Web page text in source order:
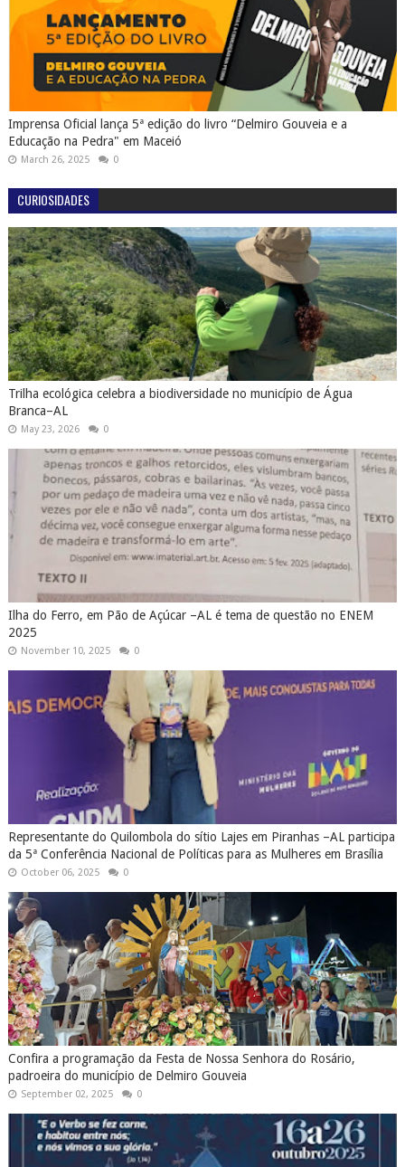
Imprensa Oficial lança 5ª edição do livro “Delmiro Gouveia e a
Educação na Pedra" em Maceió
March 26, 2025 0
CURIOSIDADES
Trilha ecológica celebra a biodiversidade no município de Água
Branca–AL
May 23, 2026 0
Ilha do Ferro, em Pão de Açúcar –AL é tema de questão no ENEM
2025
November 10, 2025 0
Representante do Quilombola do sítio Lajes em Piranhas –AL participa
da 5ª Conferência Nacional de Políticas para as Mulheres em Brasília
October 06, 2025 0
Confira a programação da Festa de Nossa Senhora do Rosário,
padroeira do município de Delmiro Gouveia
September 02, 2025 0